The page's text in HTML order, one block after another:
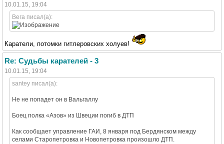
10.01.15, 19:04
Вега писал(а):
Каратели, потомки гитлеровских холуев!
Re: Судьбы карателей - 3
10.01.15, 19:04
santey писал(а):
Не не попадет он в Вальгаллу
Боец полка «Азов» из Швеции погиб в ДТП
Как сообщает управление ГАИ, 8 января под Бердянском между
селами Старопетровка и Новопетровка произошло ДТП.